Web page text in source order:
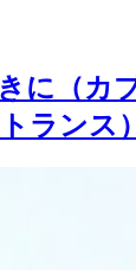
に（カ
ランス